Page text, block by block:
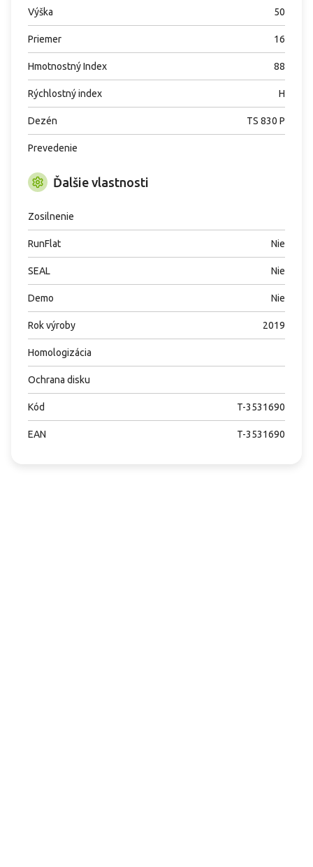
Výška 50
Priemer 16
Hmotnostný Index 88
Rýchlostný index H
Dezén TS 830 P
Prevedenie
Ďalšie vlastnosti
Zosilnenie
RunFlat Nie
SEAL Nie
Demo Nie
Rok výroby 2019
Homologizácia
Ochrana disku
Kód T-3531690
EAN T-3531690